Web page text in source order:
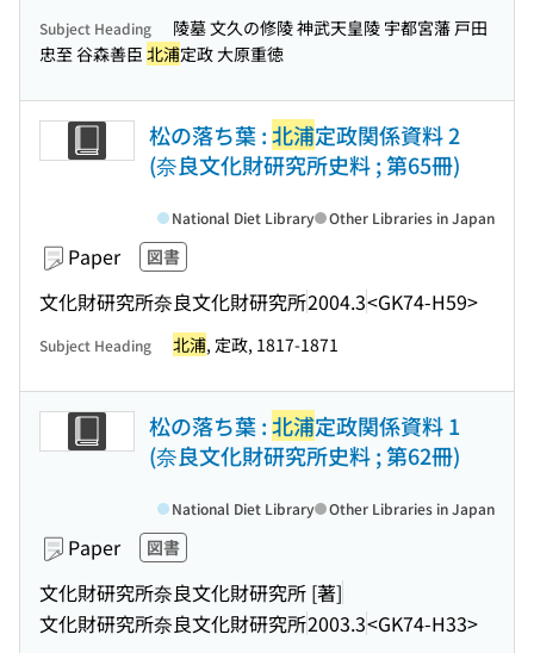
Subject Heading
陵墓 文久の修陵 神武天皇陵 宇都宮藩 戸田
忠至 谷森善臣 北浦定政 大原重徳
松の落ち葉 :北浦定政関係資料 2
(奈良文化財研究所史料 ; 第65冊)
Paper 図書
文化財研究所奈良文化財研究所2004.3<GK74-H59>
National Diet Library Other Libraries in Japan
Subject Heading 北浦, 定政, 1817-1871
松の落ち葉 :北浦定政関係資料 1
(奈良文化財研究所史料 ; 第62冊)
Paper 図書
文化財研究所奈良文化財研究所 [著]
文化財研究所奈良文化財研究所2003.3<GK74-H33>
National Diet Library Other Libraries in Japan